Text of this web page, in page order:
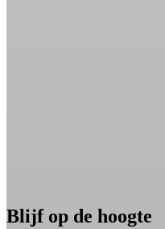
Blijf op de hoogte